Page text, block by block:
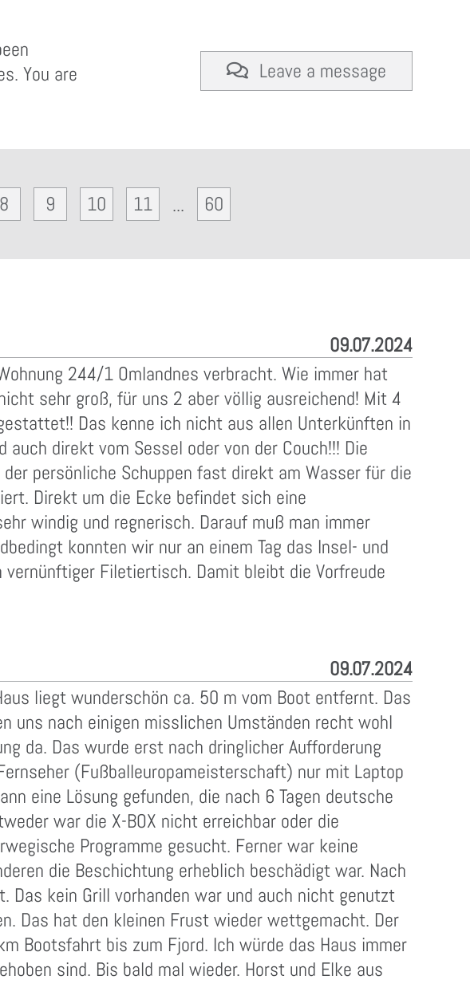
You are
Leave a message
8 9 10 11 ... 60
09.07.2024
244/1 Omlandnes verbracht. Wie immer hat
sehr groß, für uns 2 aber völlig ausreichend! Mit 4
Das kenne ich nicht aus allen Unterkünften in
direkt vom Sessel oder von der Couch!!! Die
persönliche Schuppen fast direkt am Wasser für die
Direkt um die Ecke befindet sich eine
windig und regnerisch. Darauf muß man immer
konnten wir nur an einem Tag das Insel- und
Filetiertisch. Damit bleibt die Vorfreude
09.07.2024
liegt wunderschön ca. 50 m vom Boot entfernt. Das
uns nach einigen misslichen Umständen recht wohl
da. Das wurde erst nach dringlicher Aufforderung
(Fußballeuropameisterschaft) nur mit Laptop
eine Lösung gefunden, die nach 6 Tagen deutsche
war die X-BOX nicht erreichbar oder die
Programme gesucht. Ferner war keine
die Beschichtung erheblich beschädigt war. Nach
kein Grill vorhanden war und auch nicht genutzt
Das hat den kleinen Frust wieder wettgemacht. Der
Bootsfahrt bis zum Fjord. Ich würde das Haus immer
sind. Bis bald mal wieder. Horst und Elke aus